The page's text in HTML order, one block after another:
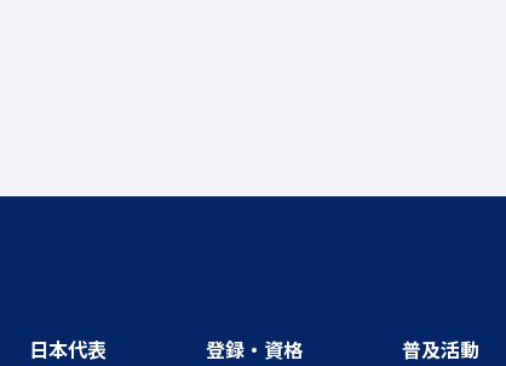
日本代表 登録・資格 普及活動